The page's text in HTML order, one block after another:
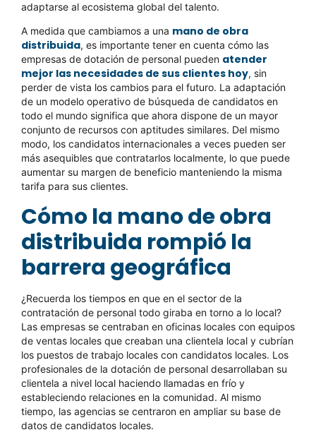
adaptarse al ecosistema global del talento.
A medida que cambiamos a una mano de obra
distribuida, es importante tener en cuenta cómo las
empresas de dotación de personal pueden atender
mejor las necesidades de sus clientes hoy, sin
perder de vista los cambios para el futuro. La adaptación
de un modelo operativo de búsqueda de candidatos en
todo el mundo significa que ahora dispone de un mayor
conjunto de recursos con aptitudes similares. Del mismo
modo, los candidatos internacionales a veces pueden ser
más asequibles que contratarlos localmente, lo que puede
aumentar su margen de beneficio manteniendo la misma
tarifa para sus clientes.
Cómo la mano de obra
distribuida rompió la
barrera geográfica
¿Recuerda los tiempos en que en el sector de la
contratación de personal todo giraba en torno a lo local?
Las empresas se centraban en oficinas locales con equipos
de ventas locales que creaban una clientela local y cubrían
los puestos de trabajo locales con candidatos locales. Los
profesionales de la dotación de personal desarrollaban su
clientela a nivel local haciendo llamadas en frío y
estableciendo relaciones en la comunidad. Al mismo
tiempo, las agencias se centraron en ampliar su base de
datos de candidatos locales.